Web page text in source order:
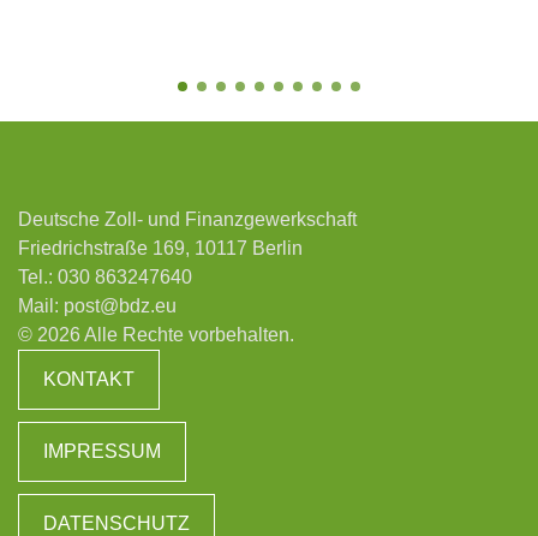
Deutsche Zoll- und Finanzgewerkschaft
Friedrichstraße 169, 10117 Berlin
Tel.: 030 863247640
Mail: post@bdz.eu
© 2026 Alle Rechte vorbehalten.
KONTAKT
IMPRESSUM
DATENSCHUTZ